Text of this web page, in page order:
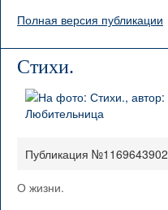
Полная версия публикации
Стихи.
Публикация №1169643902
О жизни.